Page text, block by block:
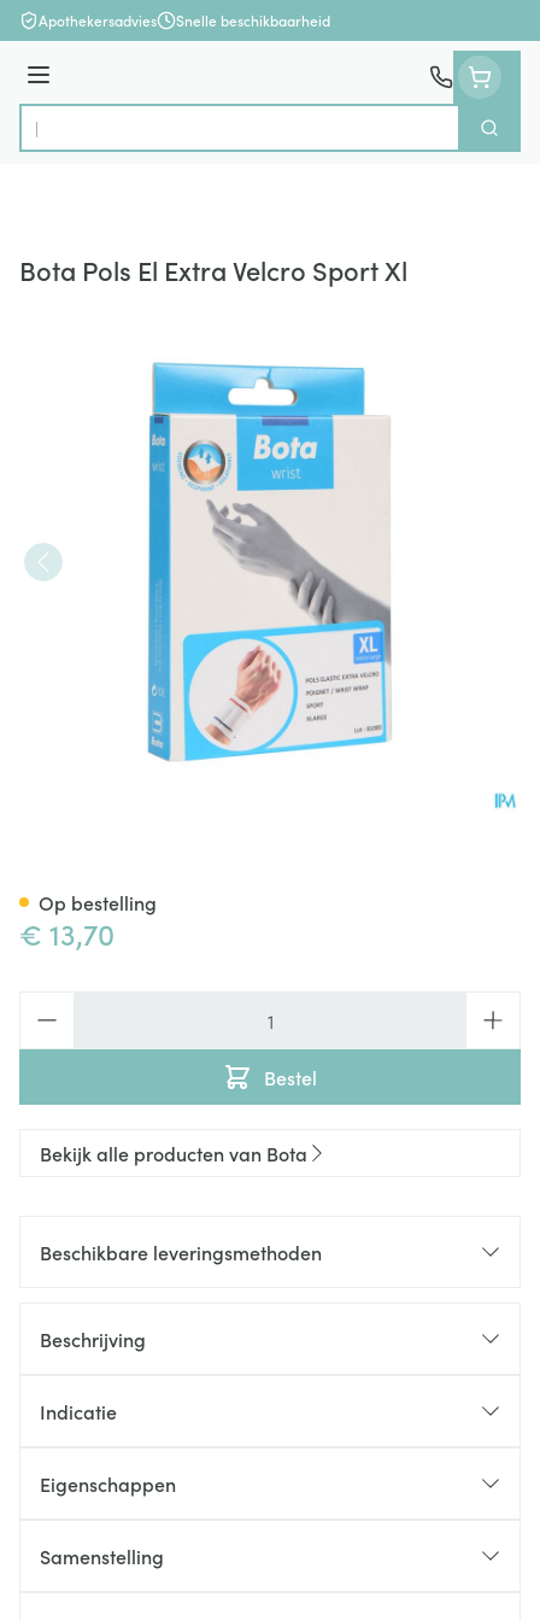
Ga naar de inhoud
Apothekersadvies Snelle beschikbaarheid
Menu
Product, merk, categorie...
Zoek
Bota Pols El Extra Velcro Sport Xl
€ 13,70
Bestel
Op bestelling
Bekijk alle producten van Bota
Beschikbare leveringsmethoden
Beschrijving
Indicatie
Eigenschappen
Samenstelling